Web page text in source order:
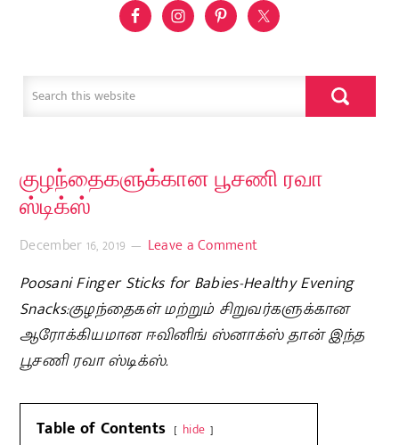
குழந்தைகளுக்கான பூசணி ரவா
ஸ்டிக்ஸ்
December 16, 2019 Leave a Comment
Poosani Finger Sticks for Babies-Healthy Evening
Snacks:குழந்தைகள் மற்றும் சிறுவர்களுக்கான
ஆரோக்கியமான ஈவினிங் ஸ்னாக்ஸ் தான் இந்த
பூசணி ரவா ஸ்டிக்ஸ்.
Table of Contents hide